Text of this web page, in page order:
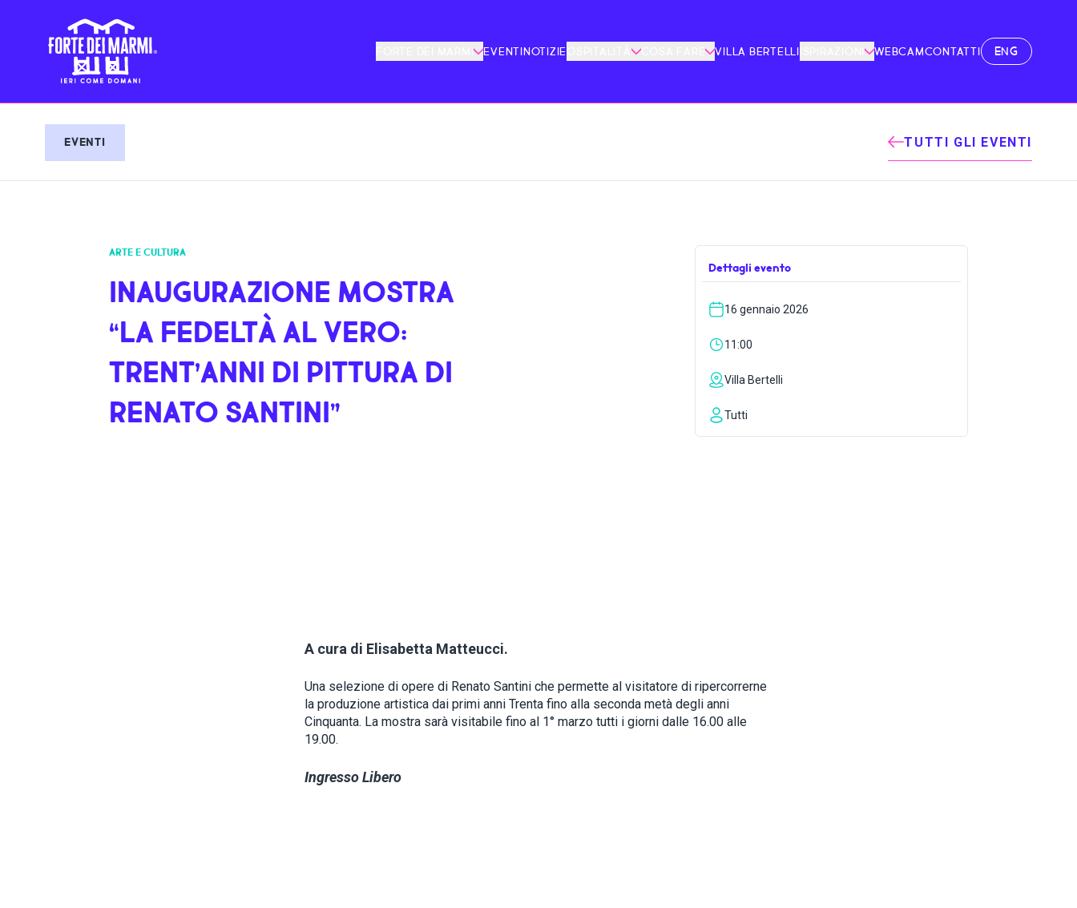
ENG
FORTE DEI MARMI EVENTI NOTIZIE COSA FARE VILLA BERTELLI ISPIRAZIONI WEBCAMCONTATTI
EVENTI TUTTI GLI EVENTI
ARTE E CULTURA
INAUGURAZIONE MOSTRA
“LA FEDELTÀ AL VERO:
TRENT’ANNI DI PITTURA DI
RENATO SANTINI”
Dettagli evento
16 gennaio 2026
11:00
Villa Bertelli
Tutti
A cura di Elisabetta Matteucci.
Una selezione di opere di Renato Santini che permette al visitatore di ripercorrerne
la produzione artistica dai primi anni Trenta fino alla seconda metà degli anni
Cinquanta. La mostra sarà visitabile fino al 1° marzo tutti i giorni dalle 16.00 alle
19.00.
Ingresso Libero